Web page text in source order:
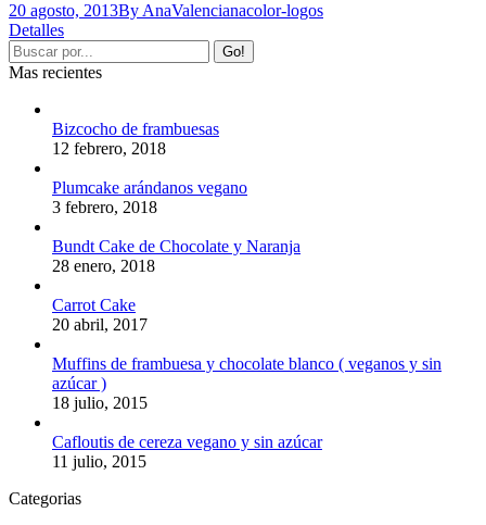
20 agosto, 2013By AnaValencianacolor-logos
Detalles
Mas recientes
Bizcocho de frambuesas
12 febrero, 2018
Plumcake arándanos vegano
3 febrero, 2018
Bundt Cake de Chocolate y Naranja
28 enero, 2018
Carrot Cake
20 abril, 2017
Muffins de frambuesa y chocolate blanco ( veganos y sin
azúcar )
18 julio, 2015
Cafloutis de cereza vegano y sin azúcar
11 julio, 2015
Categorias